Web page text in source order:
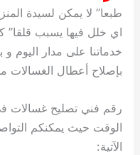
طبعا” لا يمكن لسيدة
اي خلل فيها يسبب قلقا”
خدماتنا على مدار اليوم
بإصلاح أعطال الغسالات
رقم فني تصليح غسالات
الوقت حيث يمكنكم
الآتية: